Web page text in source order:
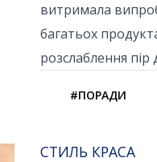
витримала
багатьох
розслаблення пір
#ПОРАДИ
СТИЛЬ КРАСА